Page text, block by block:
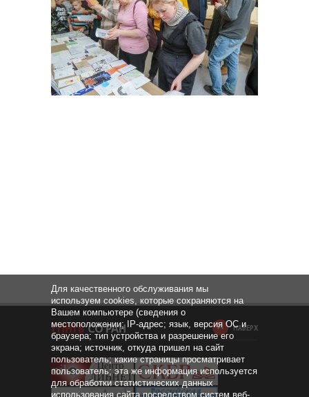
НАВЕРХ
Для качественного обслуживания мы
используем cookies, которые сохраняются на
Вашем компьютере (сведения о
местоположении; IP-адрес; язык, версия ОС и
браузера; тип устройства и разрешение его
экрана; источник, откуда пришел на сайт
пользователь; какие страницы просматривает
пользователь; эта же информация используется
для обработки статистических данных
использования сайта посредством систем веб-